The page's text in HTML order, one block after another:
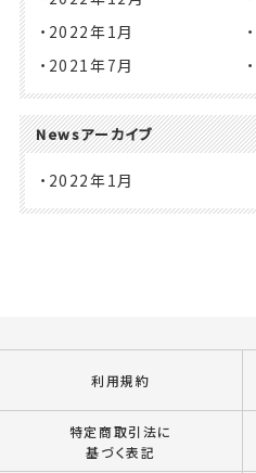
2022年1月
2021年7月
Newsアーカイブ
2022年1月
利用規約
特定商取引法に
基づく表記